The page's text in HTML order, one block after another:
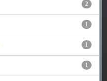
2
1
1
1